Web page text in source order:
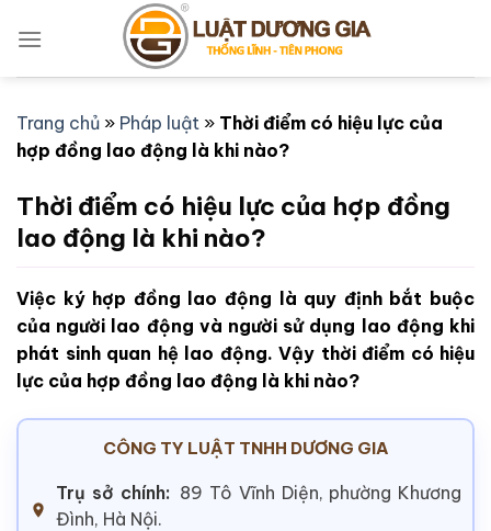
qua
Trang chủ » Pháp luật » Thời điểm có hiệu lực của
hợp đồng lao động là khi nào?
Thời điểm có hiệu lực của hợp đồng
lao động là khi nào?
Việc ký hợp đồng lao động là quy định bắt buộc
của người lao động và người sử dụng lao động khi
phát sinh quan hệ lao động. Vậy thời điểm có hiệu
lực của hợp đồng lao động là khi nào?
CÔNG TY LUẬT TNHH DƯƠNG GIA
Trụ sở chính: 89 Tô Vĩnh Diện, phường Khương
Đình, Hà Nội.